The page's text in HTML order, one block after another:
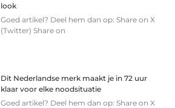
look
Goed artikel? Deel hem dan op: Share on X
(Twitter) Share on
Dit Nederlandse merk maakt je in 72 uur
klaar voor elke noodsituatie
Goed artikel? Deel hem dan op: Share on X